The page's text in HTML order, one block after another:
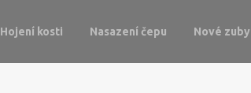
Hojení kosti Nasazení čepu Nové zuby